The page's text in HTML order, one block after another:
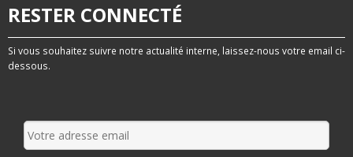
RESTER CONNECTÉ
Si vous souhaitez suivre notre actualité interne, laissez-nous votre email ci-
dessous.